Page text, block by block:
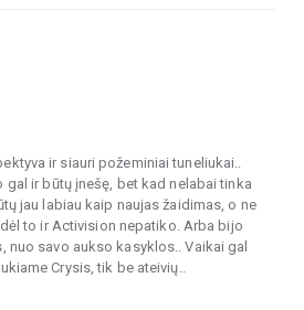
ir siauri požeminiai tuneliukai..
gal ir būtų įnešę, bet kad nelabai tinka
jau labiau kaip naujas žaidimas, o ne
to ir Activision nepatiko. Arba bijo
nuo savo aukso kasyklos.. Vaikai gal
Crysis, tik be ateivių..